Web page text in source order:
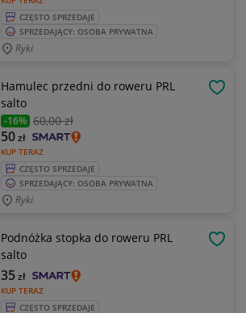
CZĘSTO SPRZEDAJE
SPRZEDAJĄCY: OSOBA PRYWATNA
Ryki
Hamulec przedni do roweru PRL
salto
-16% 60,00 zł
KUP TERAZ
50zł
CZĘSTO SPRZEDAJE
SPRZEDAJĄCY: OSOBA PRYWATNA
Ryki
Podnóżka stopka do roweru PRL
salto
KUP TERAZ
35zł
CZĘSTO SPRZEDAJE